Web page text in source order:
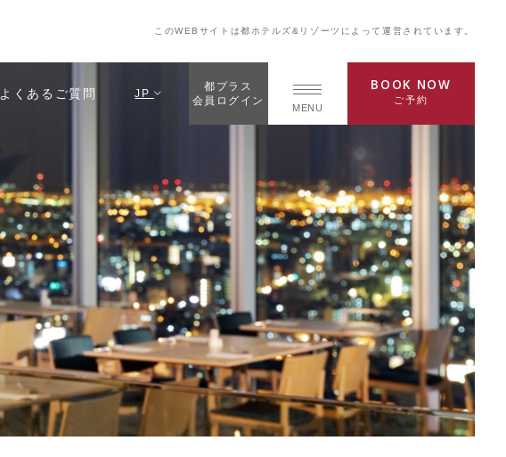
よくあるご質問 JP
都プラス
会員ログイン
MENU
BOOK NOW
ご予約
このWEBサイトは都ホテルズ&リゾーツによって運営されています。